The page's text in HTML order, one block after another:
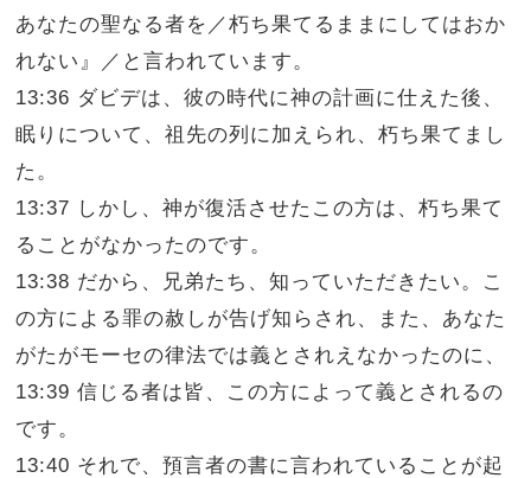
あなたの聖なる者を／朽ち果てるままにしてはおか
れない』／と言われています。
13:36 ダビデは、彼の時代に神の計画に仕えた後、
眠りについて、祖先の列に加えられ、朽ち果てまし
た。
13:37 しかし、神が復活させたこの方は、朽ち果て
ることがなかったのです。
13:38 だから、兄弟たち、知っていただきたい。こ
の方による罪の赦しが告げ知らされ、また、あなた
がたがモーセの律法では義とされえなかったのに、
13:39 信じる者は皆、この方によって義とされるの
です。
13:40 それで、預言者の書に言われていることが起